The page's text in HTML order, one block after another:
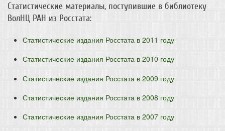
Статистические материалы, поступившие в библиотеку
ВолНЦ РАН из Росстата:
Статистические издания Росстата в 2011 году
Статистические издания Росстата в 2010 году
Статистические издания Росстата в 2009 году
Статистические издания Росстата в 2008 году
Статистические издания Росстата в 2007 году